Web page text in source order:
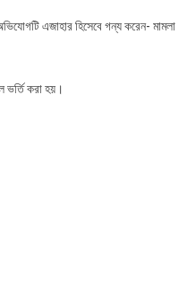
এজাহার হিসেবে গন্য করেন- মামলা
করা হয়।